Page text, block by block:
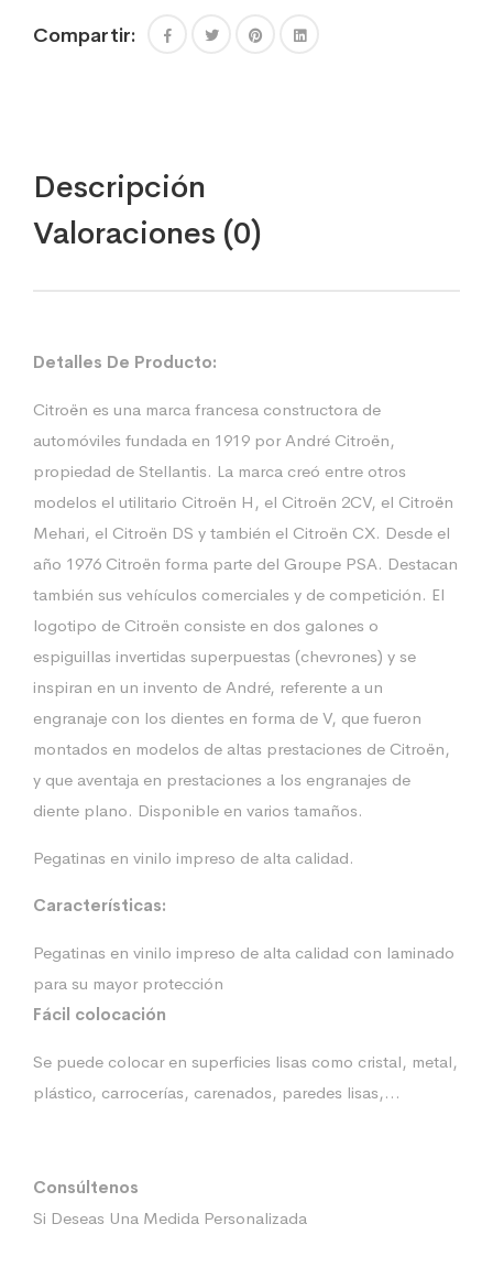
Compartir:
Descripción
Valoraciones (0)
Detalles De Producto:
Citroën es una marca francesa constructora de
automóviles fundada en 1919 por André Citroën,
propiedad de Stellantis. La marca creó entre otros
modelos el utilitario Citroën H, el Citroën 2CV, el Citroën
Mehari, el Citroën DS y también el Citroën CX. Desde el
año 1976 Citroën forma parte del Groupe PSA. Destacan
también sus vehículos comerciales y de competición. El
logotipo de Citroën consiste en dos galones o
espiguillas invertidas superpuestas (chevrones) y se
inspiran en un invento de André, referente a un
engranaje con los dientes en forma de V, que fueron
montados en modelos de altas prestaciones de Citroën,
y que aventaja en prestaciones a los engranajes de
diente plano. Disponible en varios tamaños.
Pegatinas en vinilo impreso de alta calidad.
Características:
Pegatinas en vinilo impreso de alta calidad con laminado
para su mayor protección
Fácil colocación
Se puede colocar en superficies lisas como cristal, metal,
plástico, carrocerías, carenados, paredes lisas,…
Consúltenos
Si Deseas Una Medida Personalizada